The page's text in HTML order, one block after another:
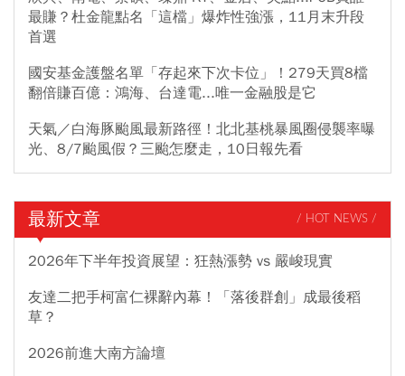
最賺？杜金龍點名「這檔」爆炸性強漲，11月末升段
首選
國安基金護盤名單「存起來下次卡位」！279天買8檔
翻倍賺百億：鴻海、台達電...唯一金融股是它
天氣／白海豚颱風最新路徑！北北基桃暴風圈侵襲率曝
光、8/7颱風假？三颱怎麼走，10日報先看
最新文章 / HOT NEWS /
2026年下半年投資展望：狂熱漲勢 vs 嚴峻現實
友達二把手柯富仁裸辭內幕！「落後群創」成最後稻
草？
2026前進大南方論壇